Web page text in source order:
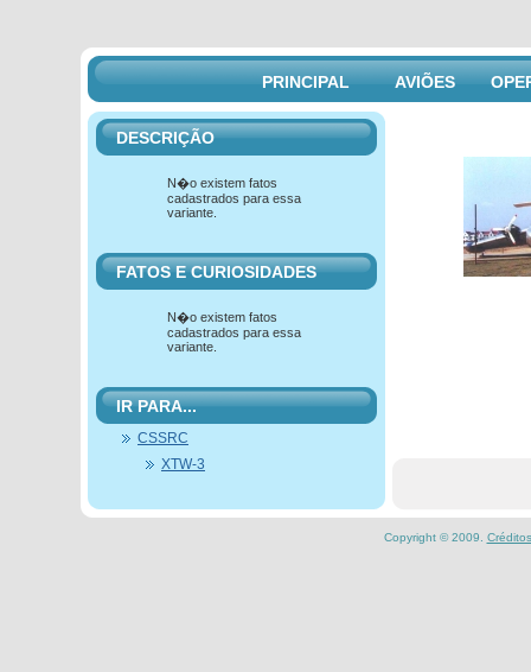
PRINCIPAL AVIÕES
DESCRIÇÃO
N�o existem fatos
cadastrados para essa
variante.
FATOS E CURIOSIDADES
N�o existem fatos
cadastrados para essa
variante.
IR PARA...
CSSRC
XTW-3
Copyright © 2009. Créditos